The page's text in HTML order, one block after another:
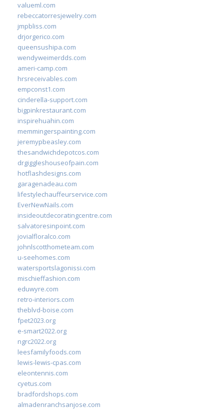
valueml.com
rebeccatorresjewelry.com
jmpbliss.com
drjorgerico.com
queensushipa.com
wendyweimerdds.com
ameri-camp.com
hrsreceivables.com
empconst1.com
cinderella-support.com
bigpinkrestaurant.com
inspirehuahin.com
memmingerspainting.com
jeremypbeasley.com
thesandwichdepotcos.com
drgiggleshouseofpain.com
hotflashdesigns.com
garagenadeau.com
lifestylechauffeurservice.com
EverNewNails.com
insideoutdecoratingcentre.com
salvatoresinpoint.com
jovialfloralco.com
johnlscotthometeam.com
u-seehomes.com
watersportslagonissi.com
mischieffashion.com
eduwyre.com
retro-interiors.com
theblvd-boise.com
fpet2023.org
e-smart2022.org
ngrc2022.org
leesfamilyfoods.com
lewis-lewis-cpas.com
eleontennis.com
cyetus.com
bradfordshops.com
almadenranchsanjose.com